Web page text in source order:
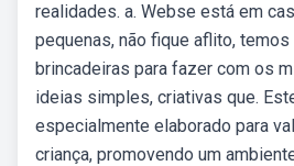
realidades. a. Webse está em
pequenas, não fique aflito,
brincadeiras para fazer com os
ideias simples, criativas que.
especialmente elaborado para
criança, promovendo um